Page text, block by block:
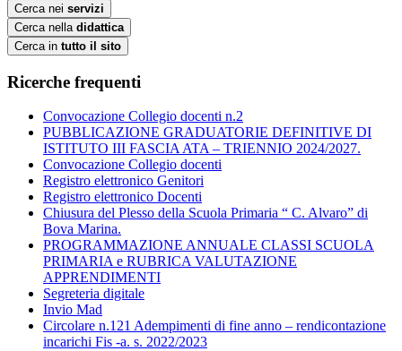
Cerca nei servizi
Cerca nella didattica
Cerca in tutto il sito
Ricerche frequenti
Convocazione Collegio docenti n.2
PUBBLICAZIONE GRADUATORIE DEFINITIVE DI
ISTITUTO III FASCIA ATA – TRIENNIO 2024/2027.
Convocazione Collegio docenti
Registro elettronico Genitori
Registro elettronico Docenti
Chiusura del Plesso della Scuola Primaria “ C. Alvaro” di
Bova Marina.
PROGRAMMAZIONE ANNUALE CLASSI SCUOLA
PRIMARIA e RUBRICA VALUTAZIONE
APPRENDIMENTI
Segreteria digitale
Invio Mad
Circolare n.121 Adempimenti di fine anno – rendicontazione
incarichi Fis -a. s. 2022/2023